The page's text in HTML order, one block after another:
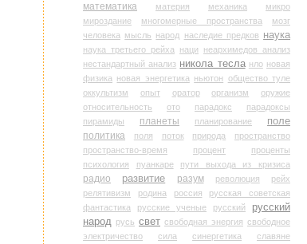
математика материя механика
микро
мироздание
многомерные пространства
мозг
человека мысль народ наследие предков наука
наука третьего рейха наци
неархимедов анализ
нестандартный анализ никола тесла нло новая
физика новая энергетика ньютон общество туле
оккультизм
опыт оратор организм
оружие
относительность
ото парадокс
парадоксы
пирамиды
планеты планирование
поле
политика
поля поток природа
пространство
пространство-время
процент
проценты
психология
пуанкаре пути выхода из кризиса
радио развитие разум революция
рейх
релятивизм
родина россия
русская советская
фантастика
русские ученые русский
русский
народ русь свет свободная энергия свободное
электричество
сила синергетика
славяне